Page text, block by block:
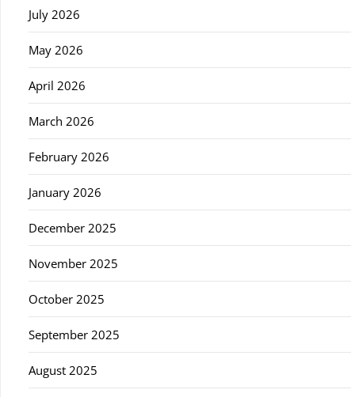
July 2026
May 2026
April 2026
March 2026
February 2026
January 2026
December 2025
November 2025
October 2025
September 2025
August 2025